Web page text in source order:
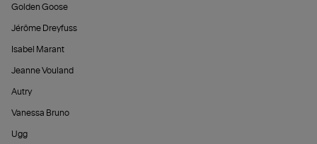
Golden Goose
Jérôme Dreyfuss
Isabel Marant
Jeanne Vouland
Autry
Vanessa Bruno
Ugg